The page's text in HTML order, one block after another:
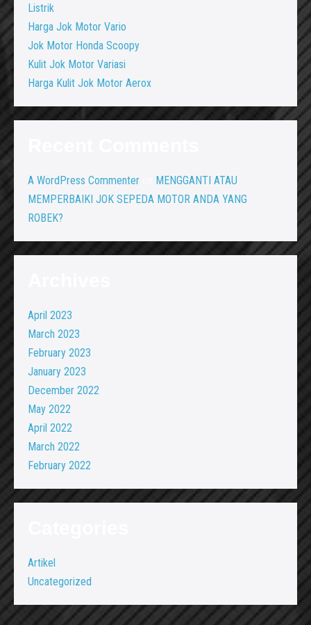
Listrik
Harga Jok Motor Vario
Jok Motor Honda Scoopy
Kulit Jok Motor Variasi
Harga Kulit Jok Motor Aerox
A WordPress Commenter
MENGGANTI ATAU
MEMPERBAIKI JOK SEPEDA MOTOR ANDA YANG
ROBEK?
April 2023
March 2023
February 2023
January 2023
December 2022
May 2022
April 2022
March 2022
February 2022
Artikel
Uncategorized